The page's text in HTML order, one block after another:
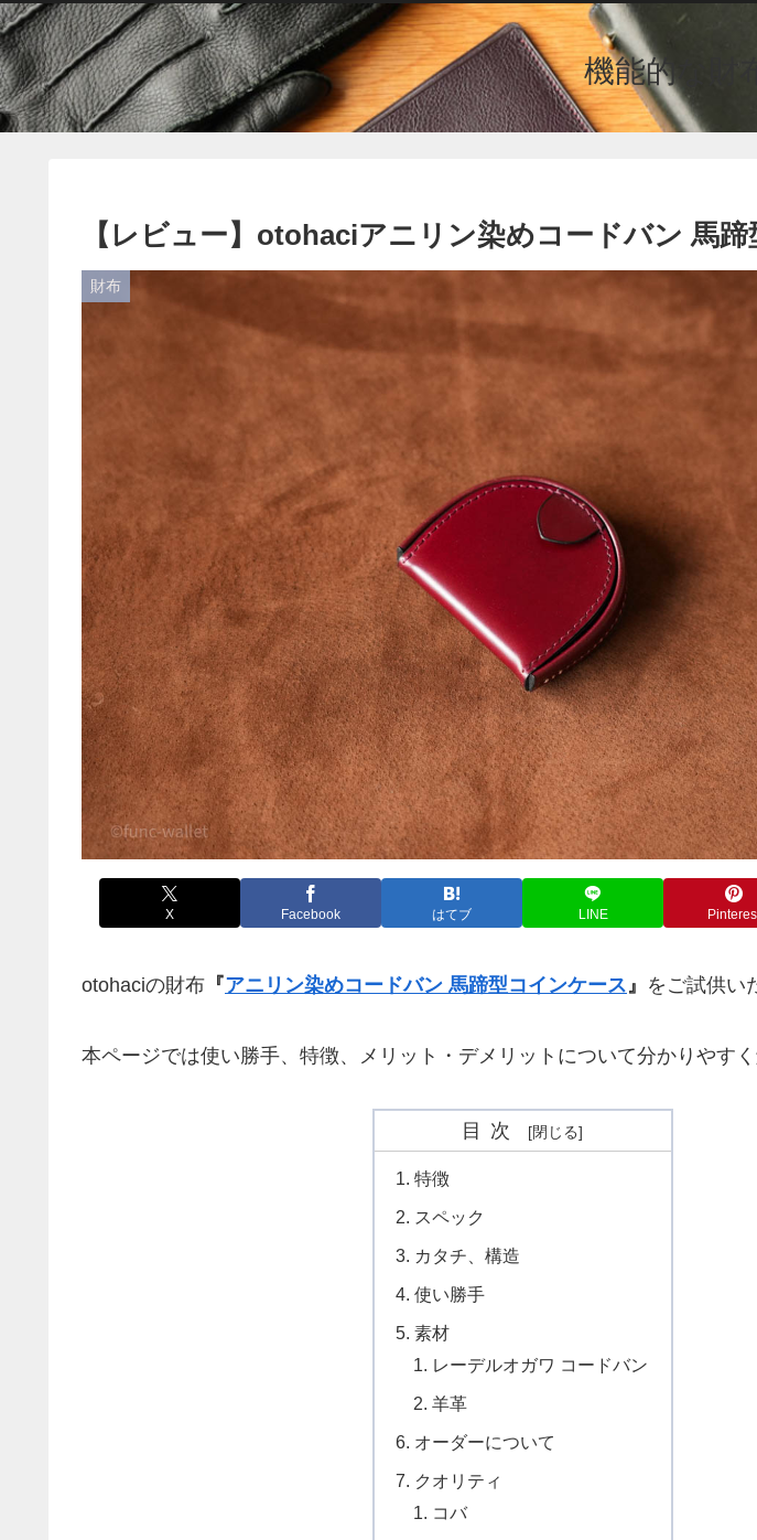
機能的な財
【レビュー】otohaciアニリン染めコードバン 馬
財布
X Facebook はてブ LINE
otohaciの財布 『アニリン染めコードバン 馬蹄型コインケース 』 をご試供い
本ページでは使い勝手、特徴、メリット・デメリットについて分かりやすく
目次
特徴
スペック
カタチ、構造
使い勝手
素材
レーデルオガワ コードバン
羊革
オーダーについて
クオリティ
コバ